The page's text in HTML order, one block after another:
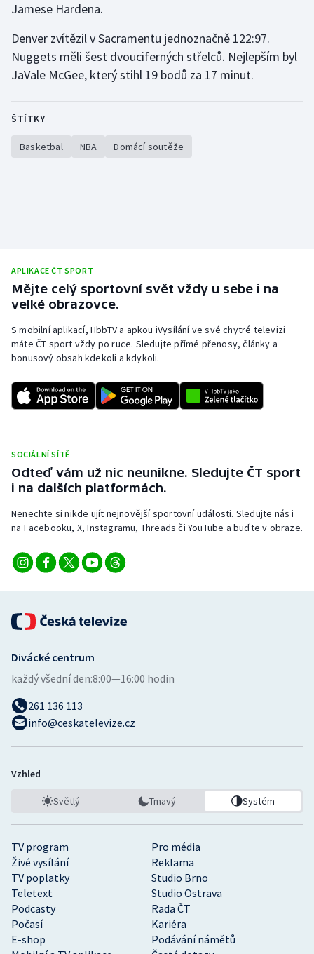
Triatlon
Vodní slalom
Jamese Hardena.
Denver zvítězil v Sacramentu jednoznačně 122:97.
Nuggets měli šest dvouciferných střelců. Nejlepším byl
JaVale McGee, který stihl 19 bodů za 17 minut.
ŠTÍTKY
Basketbal NBA Domácí soutěže
APLIKACE ČT SPORT
Mějte celý sportovní svět vždy u sebe i na
velké obrazovce.
S mobilní aplikací, HbbTV a apkou iVysílání ve své chytré televizi
máte ČT sport vždy po ruce. Sledujte přímé přenosy, články a
bonusový obsah kdekoli a kdykoli.
SOCIÁLNÍ SÍTĚ
Odteď vám už nic neunikne. Sledujte ČT sport
i na dalších platformách.
Nenechte si nikde ujít nejnovější sportovní události. Sledujte nás i
na Facebooku, X, Instagramu, Threads či YouTube a buďte v obraze.
TV program
Pro média
Živé vysílání
Reklama
TV poplatky
Studio Brno
Teletext
Studio Ostrava
Podcasty
Rada ČT
Počasí
Kariéra
E-shop
Podávání námětů
Divácké centrum
každý všední den:8:00—16:00 hodin
261 136 113
info@ceskatelevize.cz
Vzhled
Světlý Tmavý Systém